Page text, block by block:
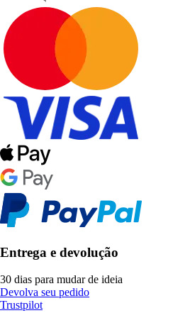
Entrega e devolução
30 dias para mudar de ideia
Devolva seu pedido
Trustpilot